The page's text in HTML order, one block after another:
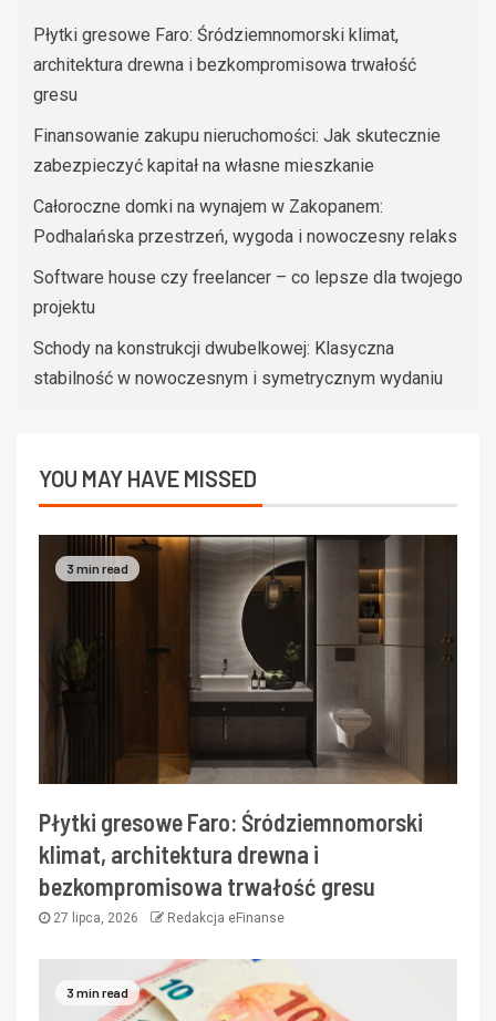
Płytki gresowe Faro: Śródziemnomorski klimat,
architektura drewna i bezkompromisowa trwałość
gresu
Finansowanie zakupu nieruchomości: Jak skutecznie
zabezpieczyć kapitał na własne mieszkanie
Całoroczne domki na wynajem w Zakopanem:
Podhalańska przestrzeń, wygoda i nowoczesny relaks
Software house czy freelancer – co lepsze dla twojego
projektu
Schody na konstrukcji dwubelkowej: Klasyczna
stabilność w nowoczesnym i symetrycznym wydaniu
YOU MAY HAVE MISSED
3 min read
Płytki gresowe Faro: Śródziemnomorski
klimat, architektura drewna i
bezkompromisowa trwałość gresu
27 lipca, 2026 Redakcja eFinanse
3 min read